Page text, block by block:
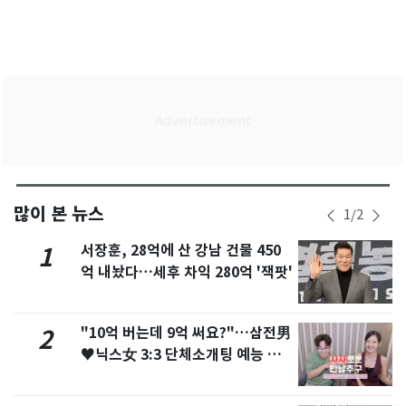
많이 본 뉴스 1/2
1
서장훈, 28억에 산 강남 건물 450
억 내놨다…세후 차익 280억 '잭팟'
2
"10억 버는데 9억 써요?"…삼전男
♥닉스女 3:3 단체소개팅 예능 화